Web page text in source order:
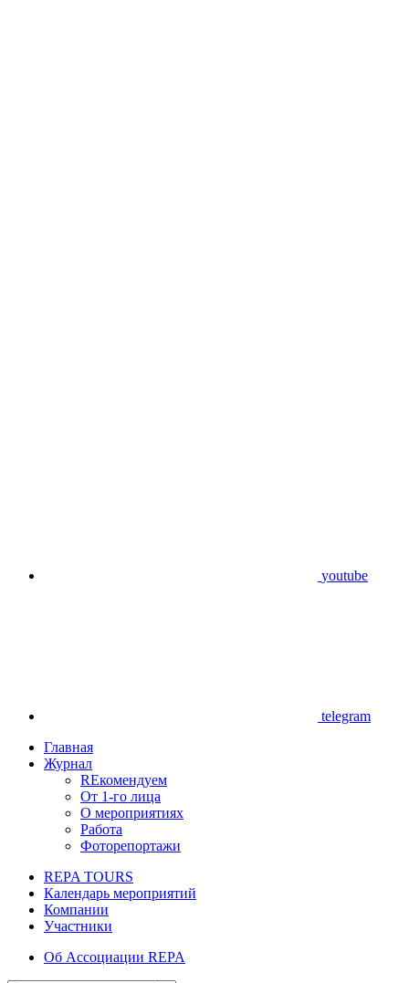
youtube
telegram
Главная
Журнал
REкомендуем
От 1-го лица
О мероприятиях
Работа
Фоторепортажи
REPA TOURS
Календарь мероприятий
Компании
Участники
Об Ассоциации REPA